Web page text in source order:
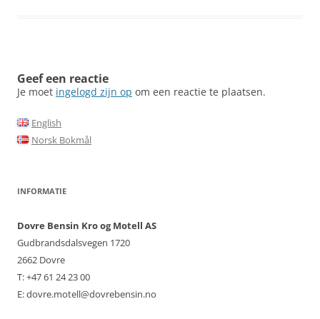
Geef een reactie
Je moet ingelogd zijn op om een reactie te plaatsen.
English
Norsk Bokmål
INFORMATIE
Dovre Bensin Kro og Motell AS
Gudbrandsdalsvegen 1720
2662 Dovre
T: +47 61 24 23 00
E: dovre.motell@dovrebensin.no